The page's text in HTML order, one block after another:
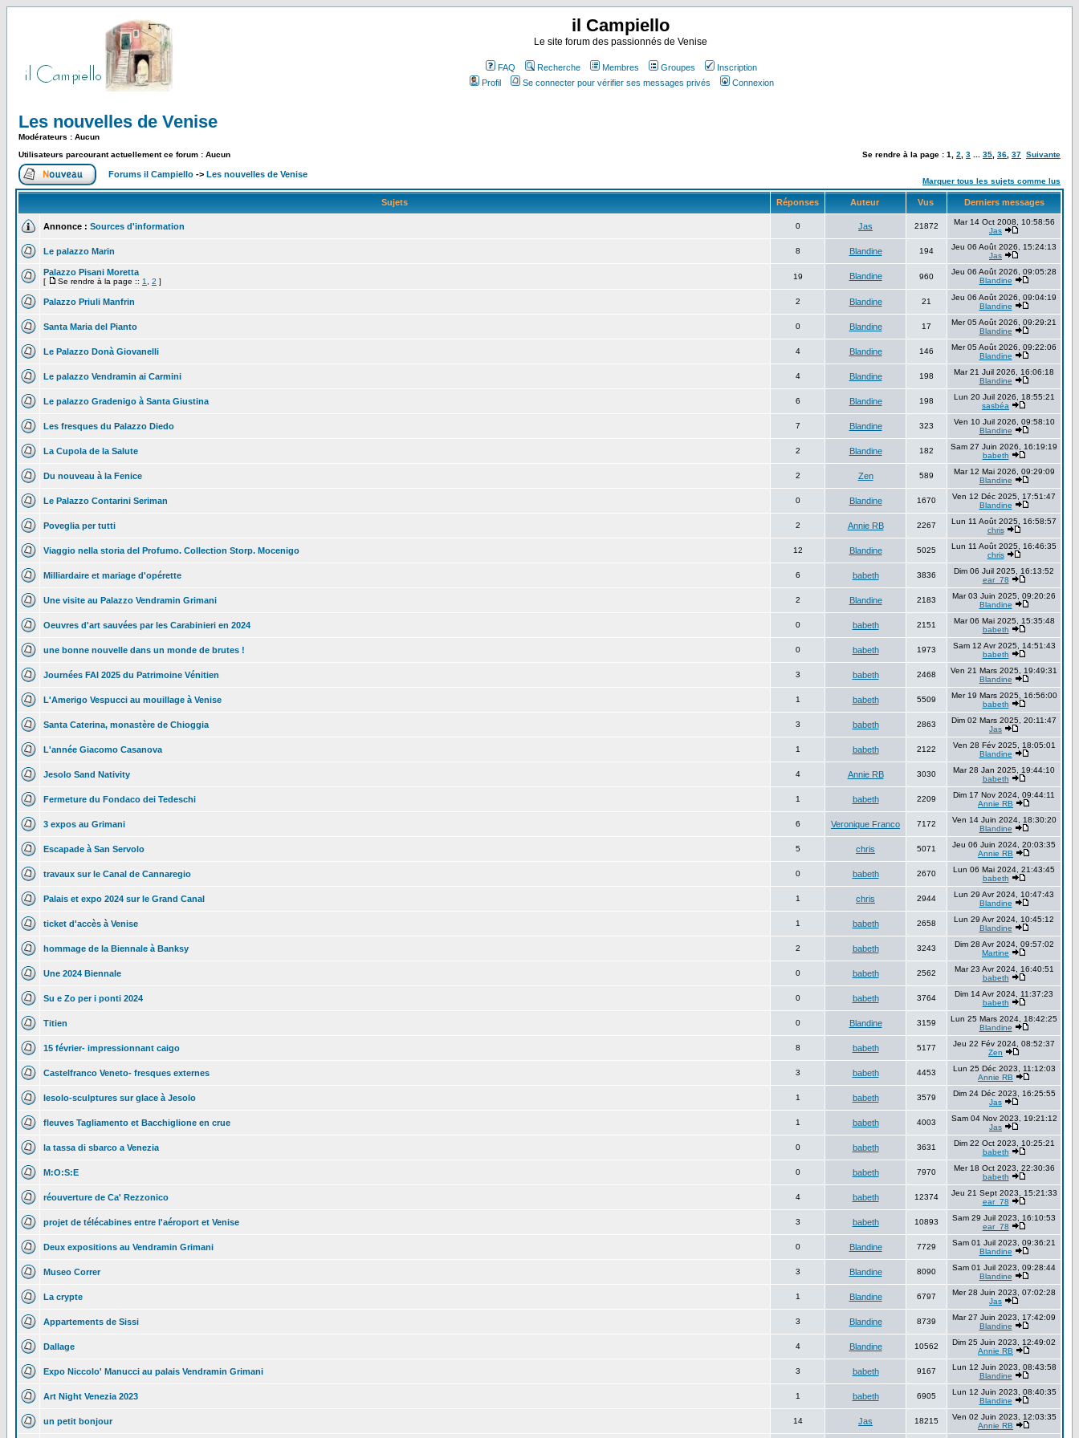
il Campiello
Le site forum des passionnés de Venise
FAQ Recherche Membres Groupes
Inscription
Profil
Se connecter pour vérifier ses messages privés Connexion
Les nouvelles de Venise
Modérateurs : Aucun
Utilisateurs parcourant actuellement ce forum : Aucun
Se rendre à la page : 1 2 3 35 36 37 Suivante
Forums il Campiello -> Les nouvelles de Venise
Marquer tous les sujets comme lus
Sujets Réponses Auteur Vus Derniers messages
Annonce : Sources d'information 0 Jas 21872
Mar 14 Oct 2008, 10:58:56
Jas
Le palazzo Marin 8 Blandine 194
Jeu 06 Août 2026, 15:24:13
Jas
Palazzo Pisani Moretta
[ Se rendre à la page :: 1 2 ]
19 Blandine 960
Jeu 06 Août 2026, 09:05:28
Blandine
Palazzo Priuli Manfrin 2 Blandine 21
Jeu 06 Août 2026, 09:04:19
Blandine
Santa Maria del Pianto 0 Blandine 17
Mer 05 Août 2026, 09:29:21
Blandine
Le Palazzo Donà Giovanelli 4 Blandine 146
Mer 05 Août 2026, 09:22:06
Blandine
Le palazzo Vendramin ai Carmini 4 Blandine 198
Mar 21 Juil 2026, 16:06:18
Blandine
Le palazzo Gradenigo à Santa Giustina 6 Blandine 198
Lun 20 Juil 2026, 18:55:21
sasbéa
Les fresques du Palazzo Diedo 7 Blandine 323
Ven 10 Juil 2026, 09:58:10
Blandine
La Cupola de la Salute 2 Blandine 182
Sam 27 Juin 2026, 16:19:19
babeth
Du nouveau à la Fenice 2 Zen 589
Mar 12 Mai 2026, 09:29:09
Blandine
Le Palazzo Contarini Seriman 0 Blandine 1670
Ven 12 Déc 2025, 17:51:47
Blandine
Poveglia per tutti 2 Annie RB 2267
Lun 11 Août 2025, 16:58:57
chris
Viaggio nella storia del Profumo. Collection Storp. Mocenigo 12 Blandine 5025
Lun 11 Août 2025, 16:46:35
chris
Milliardaire et mariage d'opérette 6 babeth 3836
Dim 06 Juil 2025, 16:13:52
ear_78
Une visite au Palazzo Vendramin Grimani 2 Blandine 2183
Mar 03 Juin 2025, 09:20:26
Blandine
Oeuvres d'art sauvées par les Carabinieri en 2024 0 babeth 2151
Mar 06 Mai 2025, 15:35:48
babeth
une bonne nouvelle dans un monde de brutes ! 0 babeth 1973
Sam 12 Avr 2025, 14:51:43
babeth
Journées FAI 2025 du Patrimoine Vénitien 3 babeth 2468
Ven 21 Mars 2025, 19:49:31
Blandine
L'Amerigo Vespucci au mouillage à Venise 1 babeth 5509
Mer 19 Mars 2025, 16:56:00
babeth
Santa Caterina, monastère de Chioggia 3 babeth 2863
Dim 02 Mars 2025, 20:11:47
Jas
L'année Giacomo Casanova 1 babeth 2122
Ven 28 Fév 2025, 18:05:01
Blandine
Jesolo Sand Nativity 4 Annie RB 3030
Mar 28 Jan 2025, 19:44:10
babeth
Fermeture du Fondaco dei Tedeschi 1 babeth 2209
Dim 17 Nov 2024, 09:44:11
Annie RB
3 expos au Grimani 6 Veronique Franco 7172
Ven 14 Juin 2024, 18:30:20
Blandine
Escapade à San Servolo 5 chris 5071
Jeu 06 Juin 2024, 20:03:35
Annie RB
travaux sur le Canal de Cannaregio 0 babeth 2670
Lun 06 Mai 2024, 21:43:45
babeth
Palais et expo 2024 sur le Grand Canal 1 chris 2944
Lun 29 Avr 2024, 10:47:43
Blandine
ticket d'accès à Venise 1 babeth 2658
Lun 29 Avr 2024, 10:45:12
Blandine
hommage de la Biennale à Banksy 2 babeth 3243
Dim 28 Avr 2024, 09:57:02
Martine
Une 2024 Biennale 0 babeth 2562
Mar 23 Avr 2024, 16:40:51
babeth
Su e Zo per i ponti 2024 0 babeth 3764
Dim 14 Avr 2024, 11:37:23
babeth
Titien 0 Blandine 3159
Lun 25 Mars 2024, 18:42:25
Blandine
15 février- impressionnant caigo 8 babeth 5177
Jeu 22 Fév 2024, 08:52:37
Zen
Castelfranco Veneto- fresques externes 3 babeth 4453
Lun 25 Déc 2023, 11:12:03
Annie RB
Iesolo-sculptures sur glace à Jesolo 1 babeth 3579
Dim 24 Déc 2023, 16:25:55
Jas
fleuves Tagliamento et Bacchiglione en crue 1 babeth 4003
Sam 04 Nov 2023, 19:21:12
Jas
la tassa di sbarco a Venezia 0 babeth 3631
Dim 22 Oct 2023, 10:25:21
babeth
M:O:S:E 0 babeth 7970
Mer 18 Oct 2023, 22:30:36
babeth
réouverture de Ca' Rezzonico 4 babeth 12374
Jeu 21 Sept 2023, 15:21:33
ear_78
projet de télécabines entre l'aéroport et Venise 3 babeth 10893
Sam 29 Juil 2023, 16:10:53
ear_78
Deux expositions au Vendramin Grimani 0 Blandine 7729
Sam 01 Juil 2023, 09:36:21
Blandine
Museo Correr 3 Blandine 8090
Sam 01 Juil 2023, 09:28:44
Blandine
La crypte 1 Blandine 6797
Mer 28 Juin 2023, 07:02:28
Jas
Appartements de Sissi 3 Blandine 8739
Mar 27 Juin 2023, 17:42:09
Blandine
Dallage 4 Blandine 10562
Dim 25 Juin 2023, 12:49:02
Annie RB
Expo Niccolo' Manucci au palais Vendramin Grimani 3 babeth 9167
Lun 12 Juin 2023, 08:43:58
Blandine
Art Night Venezia 2023 1 babeth 6905
Lun 12 Juin 2023, 08:40:35
Blandine
un petit bonjour 14 Jas 18215
Ven 02 Juin 2023, 12:03:35
Annie RB